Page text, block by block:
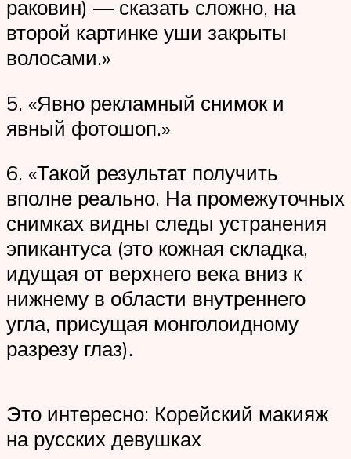
раковин) — сказать сложно, на
второй картинке уши закрыты
волосами.»
5. «Явно рекламный снимок и
явный фотошоп.»
6. «Такой результат получить
вполне реально. На промежуточных
снимках видны следы устранения
эпикантуса (это кожная складка,
идущая от верхнего века вниз к
нижнему в области внутреннего
угла, присущая монголоидному
разрезу глаз).
Это интересно: Корейский макияж
на русских девушках